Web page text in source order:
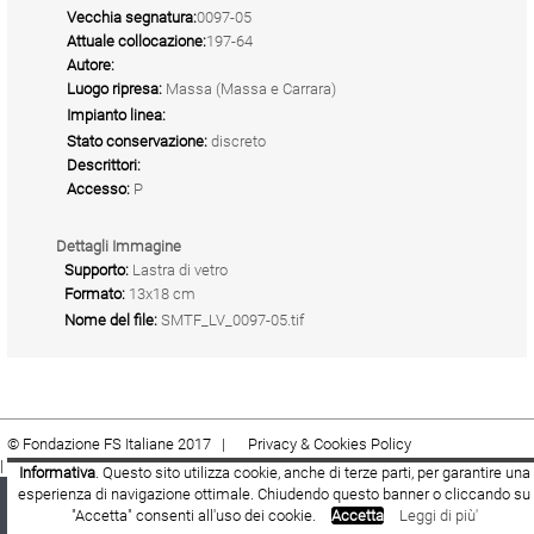
Vecchia segnatura:0097-05
Attuale collocazione:197-64
Autore:
Luogo ripresa: Massa (Massa e Carrara)
Impianto linea:
Stato conservazione: discreto
Descrittori:
Accesso: P
Dettagli Immagine
Supporto: Lastra di vetro
Formato: 13x18 cm
Nome del file: SMTF_LV_0097-05.tif
© Fondazione FS Italiane 2017 |
Privacy & Cookies Policy
|Cookie|Termini e condizioni
Informativa. Questo sito utilizza cookie, anche di terze parti, per garantire una
esperienza di navigazione ottimale. Chiudendo questo banner o cliccando su
"Accetta" consenti all'uso dei cookie.
Accetta Leggi di più'
Facebook
Youtube
Fondazione FS Italiane